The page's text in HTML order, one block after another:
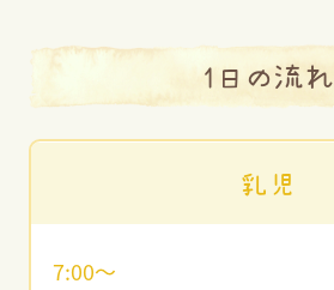
1日の流れ
乳児
7:00〜